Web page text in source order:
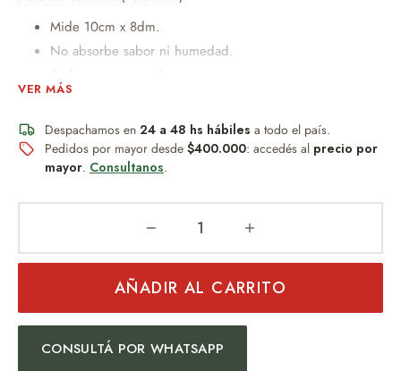
Mide 10cm x 8dm.
No absorbe sabor ni humedad.
Diseño práctico y novedoso.
Ideal para quienes buscan funcionalidad sin
mantenimiento.
Con dije.
--Bombilla niquelada de resorte(bom154)
— BOLSO MATERO CON MANIJA-MEDIDAS: 36 cm X 30cm X
12CM
Bolso de Eco Cuero Premium con acabados impecables.
VER MÁS
Despachamos en 24 a 48 hs hábiles a todo el país.
Pedidos por mayor desde $400.000: accedés al precio por
mayor. Consultanos.
AÑADIR AL CARRITO
CONSULTÁ POR WHATSAPP